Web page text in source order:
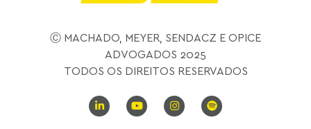
Ⓒ MACHADO, MEYER, SENDACZ E OPICE
ADVOGADOS 2025
TODOS OS DIREITOS RESERVADOS